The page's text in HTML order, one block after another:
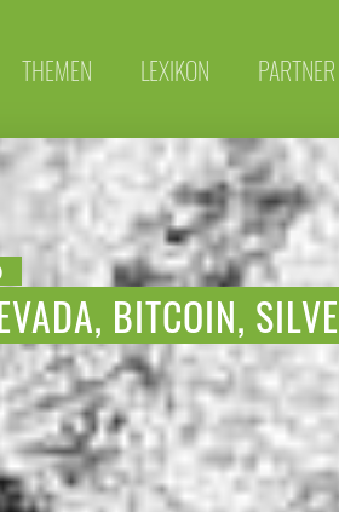
THEMEN LEXIKON PARTNER
BITCOIN,